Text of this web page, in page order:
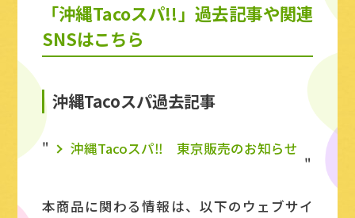
「沖縄Tacoスパ!!」過去記事や関連
SNSはこちら
沖縄Tacoスパ過去記事
沖縄Tacoスパ‼ 東京販売のお知らせ
本商品に関わる情報は、以下のウェブサイ